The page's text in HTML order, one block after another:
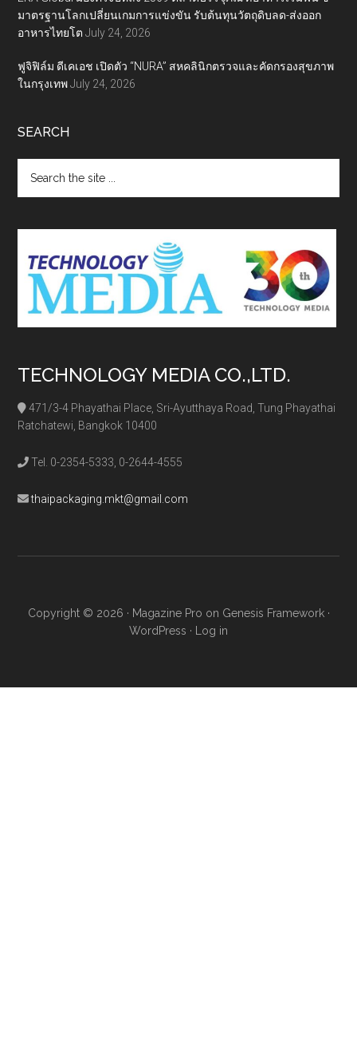
มาตรฐานโลกเปลี่ยนเกมการแข่งขัน รับต้นทุนวัตถุดิบลด-ส่งออก
อาหารไทยโต July 24, 2026
ฟูจิฟิล์ม ดีเคเอช เปิดตัว “NURA” สหคลินิกตรวจและคัดกรองสุขภาพ
ในกรุงเทพ July 24, 2026
SEARCH
the
TECHNOLOGY MEDIA CO.,LTD.
471/3-4 Phayathai Place, Sri-Ayutthaya Road, Tung Phayathai
Ratchatewi, Bangkok 10400
Tel. 0-2354-5333, 0-2644-4555
thaipackaging.mkt@gmail.com
Copyright © 2026 · Magazine Pro on Genesis Framework·
WordPress · Log in